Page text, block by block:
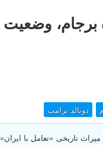
برجام،
دونالد ترامپ
تاریخی «تعامل با